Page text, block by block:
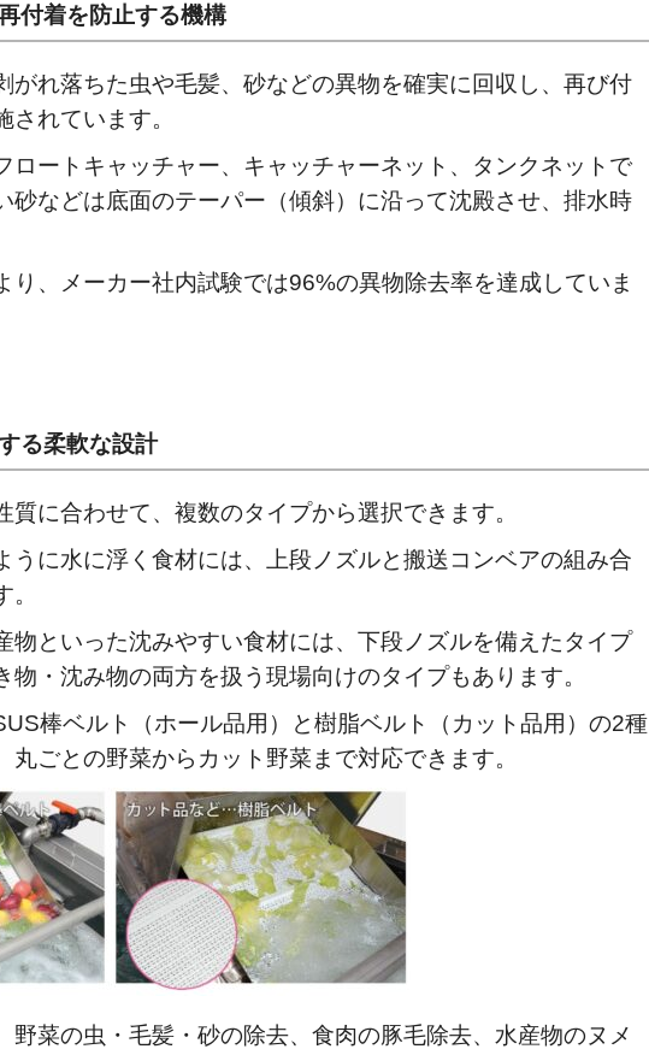
付着を防止する機構
がれ落ちた虫や毛髪、砂などの異物を確実に回収し、再び付
れています。
ロートキャッチャー、キャッチャーネット、タンクネットで
砂などは底面のテーパー（傾斜）に沿って沈殿させ、排水時
り、メーカー社内試験では96%の異物除去率を達成していま
る柔軟な設計
質に合わせて、複数のタイプから選択できます。
うに水に浮く食材には、上段ノズルと搬送コンベアの組み合
物といった沈みやすい食材には、下段ノズルを備えたタイプ
物・沈み物の両方を扱う現場向けのタイプもあります。
棒ベルト（ホール品用）と樹脂ベルト（カット品用）の2種
丸ごとの野菜からカット野菜まで対応できます。
野菜の虫・毛髪・砂の除去、食肉の豚毛除去、水産物のヌメ